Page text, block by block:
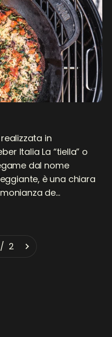
in
Italia La “tiella” o
dal nome
è una chiara
de...
2